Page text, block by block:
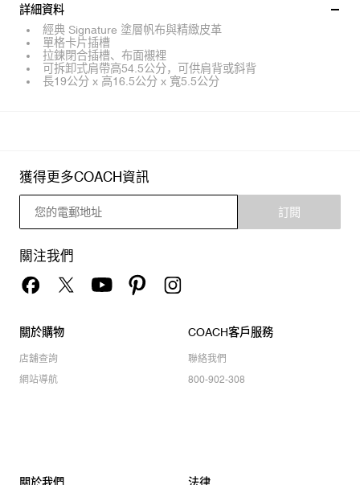
詳細資料
經典 Signature 塗層帆布與精緻皮革
單格卡片插槽
拉鍊閉合插槽、布面襯裡
可拆卸式肩帶高54.5公分，可供肩背或斜背
長19公分 x 高16.5公分 x 寬5.5公分
獲得更多COACH資訊
訂閱
關注我們
關於購物
店舖查詢
網站導航
COACH客戶服務
聯絡我們
800-902-308